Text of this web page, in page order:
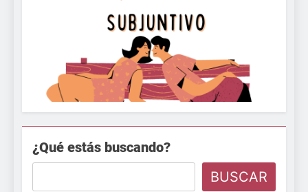
¿Qué estás buscando?
BUSCAR